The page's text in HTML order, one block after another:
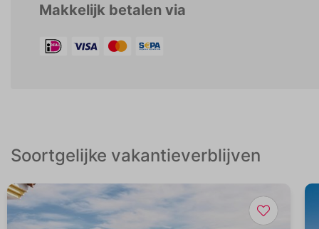
Makkelijk betalen via
Soortgelijke vakantieverblijven